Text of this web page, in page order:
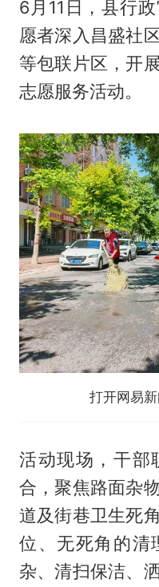
6月11日，县行
愿者深入昌盛社
等包联片区，开
志愿服务活动。
打开网易
活动现场，干部
合，聚焦路面杂
道及街巷卫生死
位、无死角的清
杂、清扫保洁、